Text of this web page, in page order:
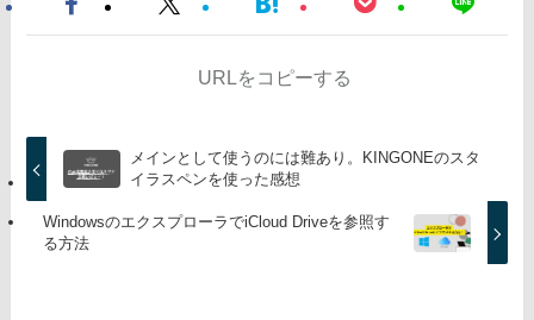
URLをコピーする
メインとして使うのには難あり。KINGONEのスタ
イラスペンを使った感想
WindowsのエクスプローラでiCloud Driveを参照す
る方法